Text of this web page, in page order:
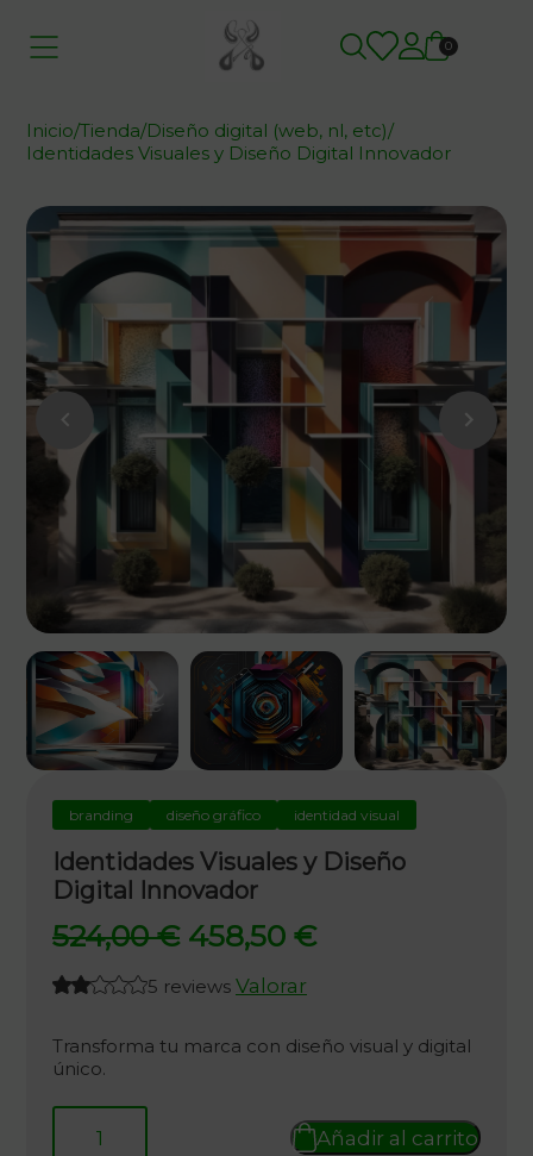
0
Inicio/Tienda/Diseño digital (web, nl, etc)/
Identidades Visuales y Diseño Digital Innovador
branding diseño gráfico identidad visual
Identidades Visuales y Diseño
Digital Innovador
524,00€ El
precio
era:
458,50 €El
es:
5 reviews Valorar
Transforma tu marca con diseño visual y digital
único.
Añadir al carrito